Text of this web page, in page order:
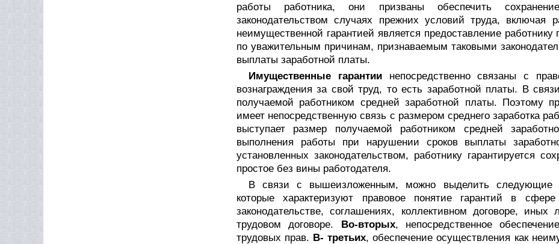
работы работника, они призваны обеспечить
законодательством случаях прежних условий труда,
неимущественной гарантией является предоставление
по уважительным причинам, признаваемым таковыми
выплаты заработной платы.
Имущественные гарантиинепосредственно связаны с
вознаграждения за свой труд, то есть заработной платы. В
получаемой работником средней заработной платы. Поэтому
имеет непосредственную связь с размером среднего заработка
выступает размер получаемой работником средней
выполнения работы при нарушении сроков выплаты
установленных законодательством, работнику гарантируется
простое без вины работодателя.
В связи с вышеизложенным, можно выделить следующие
которые характеризуют правовое понятие гарантий в
законодательстве, соглашениях, коллективном договоре, иных
трудовом договоре. Во-вторых, непосредственное
трудовых прав. В- третьих, обеспечение осуществления как